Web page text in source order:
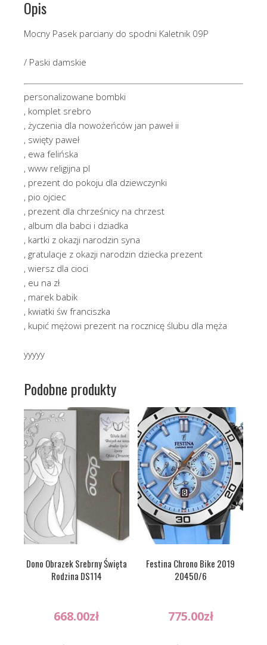
Opis
Mocny Pasek parciany do spodni Kaletnik 09P
/ Paski damskie
personalizowane bombki
, komplet srebro
, życzenia dla nowożeńców jan paweł ii
, swięty paweł
, ewa felińska
, www religijna pl
, prezent do pokoju dla dziewczynki
, pio ojciec
, prezent dla chrześnicy na chrzest
, album dla babci i dziadka
, kartki z okazji narodzin syna
, gratulacje z okazji narodzin dziecka prezent
, wiersz dla cioci
, eu na zł
, marek babik
, kwiatki św franciszka
, kupić mężowi prezent na rocznicę ślubu dla męża
yyyyy
Podobne produkty
Dono Obrazek Srebrny Święta
Rodzina DS114
668.00zł
Festina Chrono Bike 2019
20450/6
775.00zł